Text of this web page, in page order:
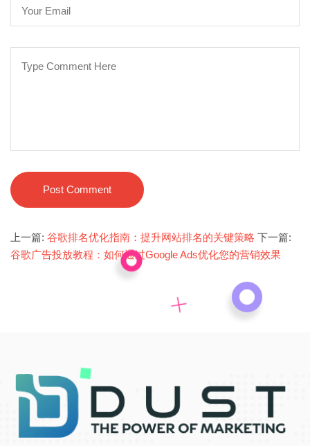
Post Comment
上一篇: 谷歌排名优化指南：提升网站排名的关键策略 下一篇:
谷歌广告投放教程：如何通过Google Ads优化您的营销效果